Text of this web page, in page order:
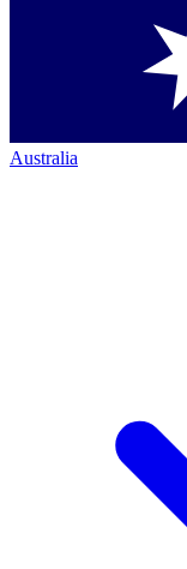
Australia